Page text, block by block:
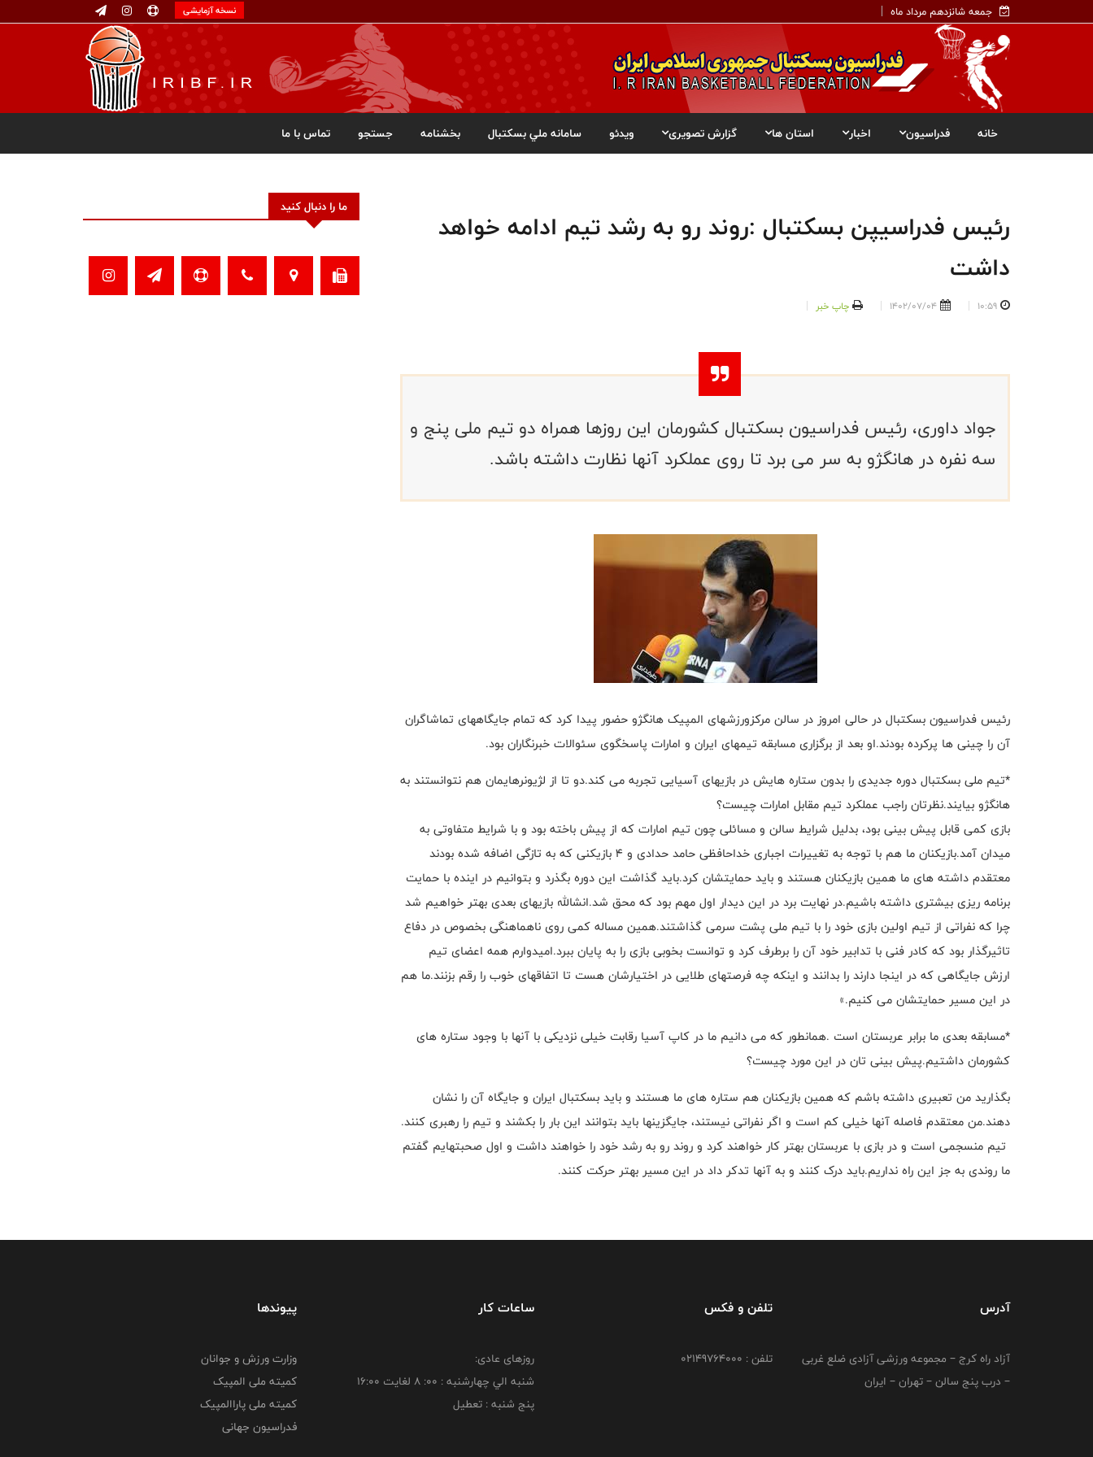
جمعه شانزدهم مرداد ماه نسخه آزمایشی
خانه فدراسیون اخبار استان ها گزارش تصویری ویدئو سامانه ملي بسکتبال بخشنامه جستجو تماس با ما
رئیس فدراسیپن بسکتبال :روند رو به رشد تیم ادامه خواهد
داشت
10:59
1402/07/04 چاپ خبر
جواد داوری، رئیس فدراسیون بسکتبال کشورمان این روزها همراه دو تیم ملی پنج و
سه نفره در هانگژو به سر می برد تا روی عملکرد آنها نظارت داشته باشد.
رئیس فدراسیون بسکتبال در حالی امروز در سالن مرکزورزشهای المپیک هانگژو حضور پیدا کرد که تمام جایگاههای تماشاگران
آن را چینی ها پرکرده بودند.او بعد از برگزاری مسابقه تیمهای ایران و امارات پاسخگوی سئوالات خبرنگاران بود.
*تیم ملی بسکتبال دوره جدیدی را بدون ستاره هایش در بازیهای آسیایی تجربه می کند.دو تا از لژیونرهایمان هم نتوانستند به
هانگژو بیایند.نظرتان راجب عملکرد تیم مقابل امارات چیست؟
بازی کمی قابل پیش بینی بود، بدلیل شرایط سالن و مسائلی چون تیم امارات که از پیش باخته بود و با شرایط متفاوتی به
میدان آمد.بازیکنان ما هم با توجه به تغییرات اجباری خداحافظی حامد حدادی و 4 بازیکنی که به تازگی اضافه شده بودند
معتقدم داشته های ما همین بازیکنان هستند و باید حمایتشان کرد.باید گذاشت این دوره بگذرد و بتوانیم در اینده با حمایت
برنامه ریزی بیشتری داشته باشیم.در نهایت برد در این دیدار اول مهم بود که محق شد.انشالله بازیهای بعدی بهتر خواهیم شد
چرا که نفراتی از تیم اولین بازی خود را با تیم ملی پشت سرمی گذاشتند.همین مساله کمی روی ناهماهنگی بخصوص در دفاع
تاثیرگذار بود که کادر فنی با تدابیر خود آن را برطرف کرد و توانست بخوبی بازی را به پایان ببرد.امیدوارم همه اعضای تیم
ارزش جایگاهی که در اینجا دارند را بدانند و اینکه چه فرصتهای طلایی در اختیارشان هست تا اتفاقهای خوب را رقم بزنند.ما هم
در این مسیر حمایتشان می کنیم.»
*مسابقه بعدی ما برابر عربستان است .همانطور که می دانیم ما در کاپ آسیا رقابت خیلی نزدیکی با آنها با وجود ستاره های
کشورمان داشتیم.پیش بینی تان در این مورد چیست؟
بگذارید من تعبیری داشته باشم که همین بازیکنان هم ستاره های ما هستند و باید بسکتبال ایران و جایگاه آن را نشان
دهند.من معتقدم فاصله آنها خیلی کم است و اگر نفراتی نیستند، جایگزینها باید بتوانند این بار را بکشند و تیم را رهبری کنند.
تیم منسجمی است و در بازی با عربستان بهتر کار خواهند کرد و روند رو به رشد خود را خواهند داشت و اول صحبتهایم گفتم
ما روندی به جز این راه نداریم.باید درک کنند و به آنها تدکر داد در این مسیر بهتر حرکت کنند.
ما را دنبال کنید
آدرس
آزاد راه کرج – مجموعه ورزشی آزادی ضلع غربی
– درب پنج سالن – تهران – ایران
تلفن و فکس
تلفن : 02149764000
ساعات کار
روزهای عادی:
شنبه الي چهارشنبه : 00: 8 لغايت 16:00
پنج شنبه : تعطیل
پیوندها
وزارت ورزش و جوانان
کمیته ملی المپیک
کمیته ملی پاراالمپیک
فدراسیون جهانی